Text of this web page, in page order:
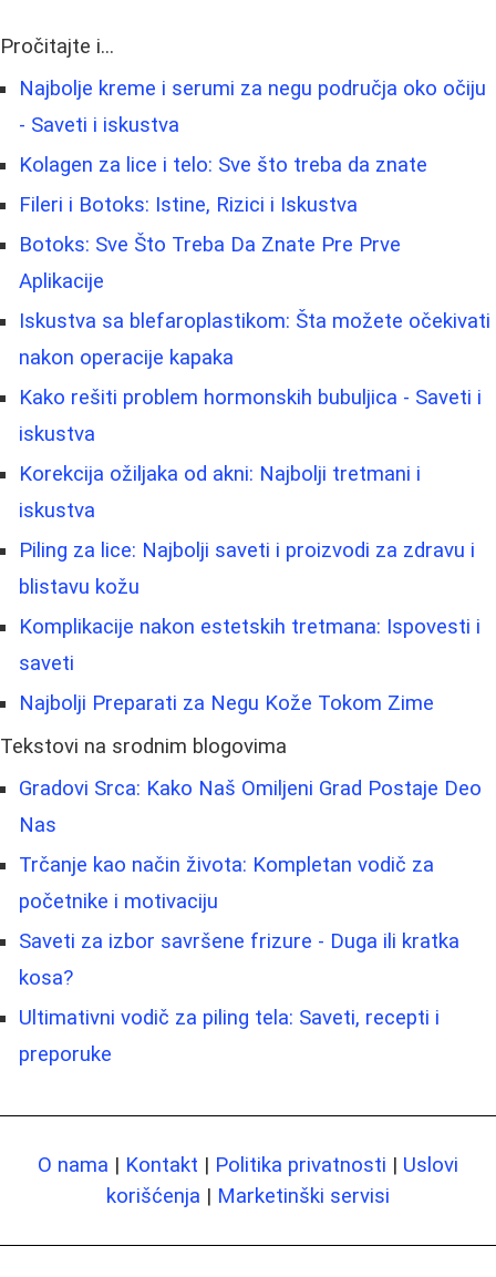
Pročitajte i...
Najbolje kreme i serumi za negu područja oko očiju
- Saveti i iskustva
Kolagen za lice i telo: Sve što treba da znate
Fileri i Botoks: Istine, Rizici i Iskustva
Botoks: Sve Što Treba Da Znate Pre Prve
Aplikacije
Iskustva sa blefaroplastikom: Šta možete očekivati
nakon operacije kapaka
Kako rešiti problem hormonskih bubuljica - Saveti i
iskustva
Korekcija ožiljaka od akni: Najbolji tretmani i
iskustva
Piling za lice: Najbolji saveti i proizvodi za zdravu i
blistavu kožu
Komplikacije nakon estetskih tretmana: Ispovesti i
saveti
Najbolji Preparati za Negu Kože Tokom Zime
Tekstovi na srodnim blogovima
Gradovi Srca: Kako Naš Omiljeni Grad Postaje Deo
Nas
Trčanje kao način života: Kompletan vodič za
početnike i motivaciju
Saveti za izbor savršene frizure - Duga ili kratka
kosa?
Ultimativni vodič za piling tela: Saveti, recepti i
preporuke
O nama | Kontakt | Politika privatnosti | Uslovi
korišćenja | Marketinški servisi